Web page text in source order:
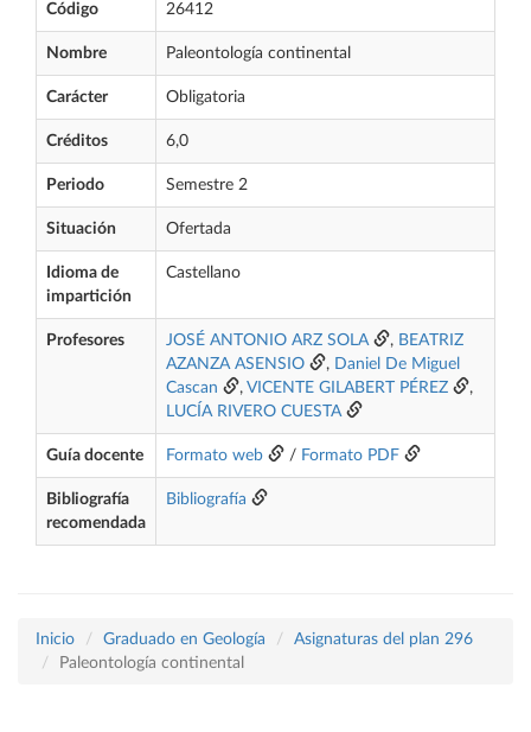
Código 26412
Nombre Paleontología continental
Carácter Obligatoria
Créditos 6,0
Periodo Semestre 2
Situación Ofertada
Idioma de
impartición
Castellano
Profesores JOSÉ ANTONIO ARZ SOLA , BEATRIZ
AZANZA ASENSIO
, Daniel De Miguel
Cascan
, VICENTE GILABERT PÉREZ
,
LUCÍA RIVERO CUESTA
Guía docente Formato web / Formato PDF
Bibliografía
recomendada
Bibliografía
Inicio Graduado en Geología
Asignaturas del plan 296
Paleontología continental